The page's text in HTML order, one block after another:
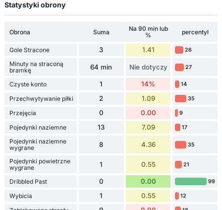
Statystyki obrony
Obrona Suma
Na 90 min lub
%
percentyl
Gole Stracone 3 1.41 26
Minuty na straconą
bramkę
64 min Nie dotyczy 27
Czyste konto 1 14% 14
Przechwytywanie piłki 2 1.09 35
Przejęcia 0 0.00 9
Pojedynki naziemne 13 7.09 17
Pojedynki naziemne
wygrane
8 4.36 35
Pojedynki powietrzne
wygrane
1 0.55 21
Dribbled Past 0 0.00 99
Wybicia 1 0.55 12